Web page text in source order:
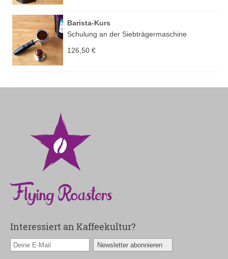
Barista-Kurs
Schulung an der Siebträgermaschine
126,50 €
Interessiert an Kaffeekultur?